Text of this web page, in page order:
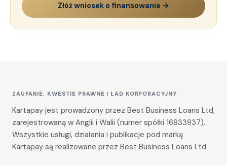
Złóż wniosek o finansowanie →
ZAUFANIE, KWESTIE PRAWNE I ŁAD KORPORACYJNY
Kartapay jest prowadzony przez Best Business Loans Ltd,
zarejestrowaną w Anglii i Walii (numer spółki 16833937).
Wszystkie usługi, działania i publikacje pod marką
Kartapay są realizowane przez Best Business Loans Ltd.